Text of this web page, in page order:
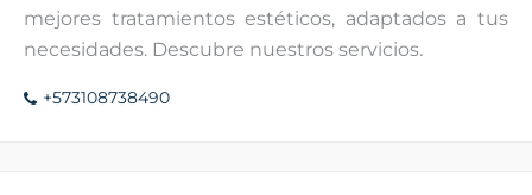
mejores tratamientos estéticos, adaptados a tus
necesidades. Descubre nuestros servicios.
+573108738490